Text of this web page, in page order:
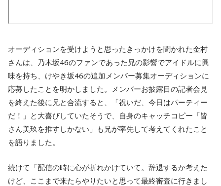
オーディションを受けようと思ったきっかけを聞かれた金村
さんは、乃木坂46のファンであった兄の影響でアイドルに興
味を持ち、けやき坂46の追加メンバー募集オーディションに
応募したことを明かしました。メンバーお披露目の記者会見
を終えた後に兄と合流すると、「祝いだ、今日はパーティー
だ！」と大喜びしていたそうで、自身のキャッチコピー「皆
さん美玖を推すしかない」も兄が率先して考えてくれたこと
を語りました。
続けて「配信の時に心が折れかけていて。辞退するか考えた
けど、ここまで来たらやりたいと思って最終審査に行きまし